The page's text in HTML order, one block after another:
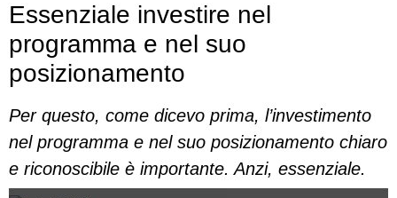
Essenziale investire nel
programma e nel suo
posizionamento
Per questo, come dicevo prima, l’investimento
nel programma e nel suo posizionamento chiaro
e riconoscibile è importante. Anzi, essenziale.